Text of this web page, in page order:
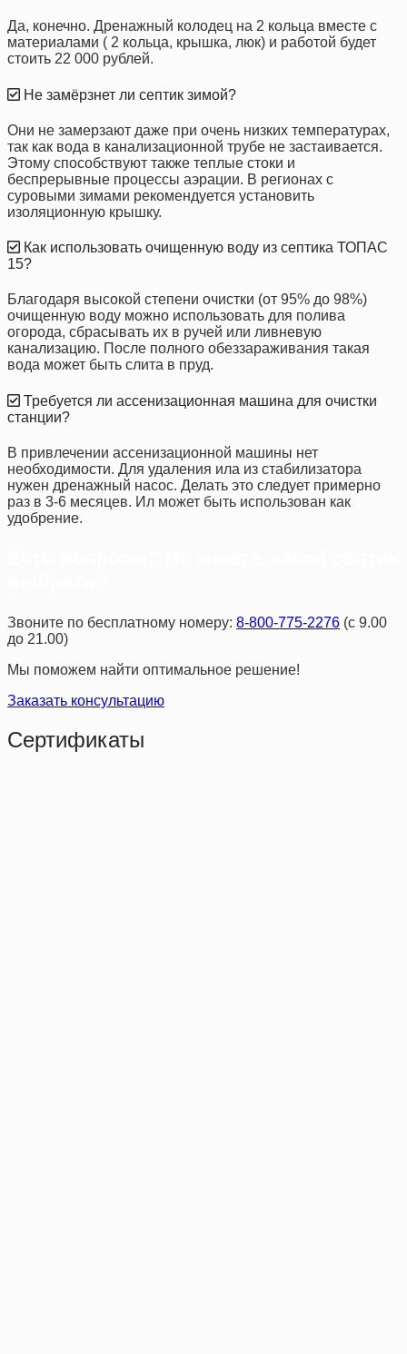
Да, конечно. Дренажный колодец на 2 кольца вместе с
материалами ( 2 кольца, крышка, люк) и работой будет
стоить 22 000 рублей.
Не замёрзнет ли септик зимой?
Они не замерзают даже при очень низких температурах,
так как вода в канализационной трубе не застаивается.
Этому способствуют также теплые стоки и
беспрерывные процессы аэрации. В регионах с
суровыми зимами рекомендуется установить
изоляционную крышку.
Как использовать очищенную воду из септика ТОПАС
15?
Благодаря высокой степени очистки (от 95% до 98%)
очищенную воду можно использовать для полива
огорода, сбрасывать их в ручей или ливневую
канализацию. После полного обеззараживания такая
вода может быть слита в пруд.
Требуется ли ассенизационная машина для очистки
станции?
В привлечении ассенизационной машины нет
необходимости. Для удаления ила из стабилизатора
нужен дренажный насос. Делать это следует примерно
раз в 3-6 месяцев. Ил может быть использован как
удобрение.
Звоните по бесплатному номеру: 8-800-775-2276 (с 9.00
до 21.00)
Мы поможем найти оптимальное решение!
Заказать консультацию
Сертификаты